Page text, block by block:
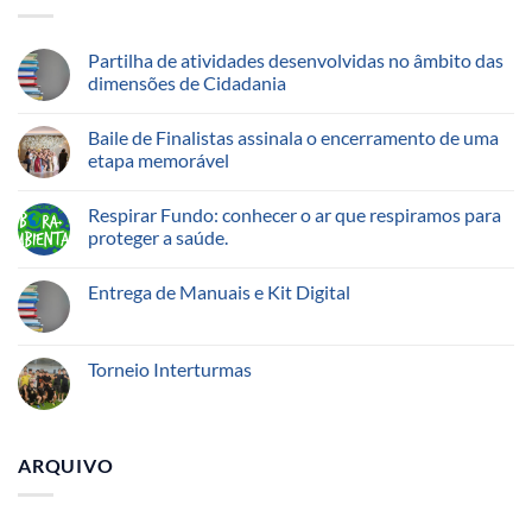
Partilha de atividades desenvolvidas no âmbito das
dimensões de Cidadania
Baile de Finalistas assinala o encerramento de uma
etapa memorável
Respirar Fundo: conhecer o ar que respiramos para
proteger a saúde.
Entrega de Manuais e Kit Digital
Torneio Interturmas
ARQUIVO